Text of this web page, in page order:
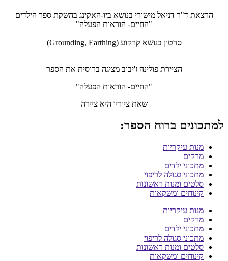
הרצאת ד"ר דניאל מישורי בנושא ביו-האקינג בהשקת ספר הילדים
"החיים- הוראות הפעלה"
סרטון בנושא קרקוע (Grounding, Earthing)
הציירת פולינה ז'יבוב מציגה ברוסית את הספר
"החיים- הוראות הפעלה"
שאת ציוריו היא ציירה
למתכונים ברוח הספר:
מנות עיקריות
מרקים
מתכוני ילדים
מתכוני סגולה לריפוי
סלטים ומנות ראשונות
קינוחים ומשקאות
מנות עיקריות
מרקים
מתכוני ילדים
מתכוני סגולה לריפוי
סלטים ומנות ראשונות
קינוחים ומשקאות